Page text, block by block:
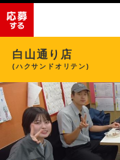
白山通り店
(ハクサンドオリテン)